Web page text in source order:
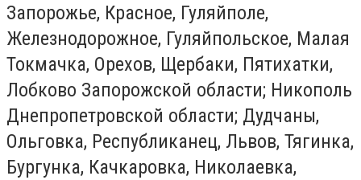
Запорожье, Красное, Гуляйполе,
Железнодорожное, Гуляйпольское, Малая
Токмачка, Орехов, Щербаки, Пятихатки,
Лобково Запорожской области; Никополь
Днепропетровской области; Дудчаны,
Ольговка, Республиканец, Львов, Тягинка,
Бургунка, Качкаровка, Николаевка,